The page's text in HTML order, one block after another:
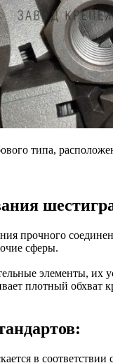
типа,
прочного
сферы.
элементы,
плотный обхват
в